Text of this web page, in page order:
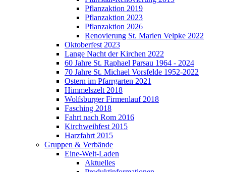
Pflanzaktion 2019
Pflanzaktion 2023
Pflanzaktion 2026
Renovierung St. Marien Velpke 2022
Oktoberfest 2023
Lange Nacht der Kirchen 2022
60 Jahre St. Raphael Parsau 1964 - 2024
70 Jahre St. Michael Vorsfelde 1952-2022
Ostern im Pfarrgarten 2021
Himmelszelt 2018
Wolfsburger Firmenlauf 2018
Fasching 2018
Fahrt nach Rom 2016
Kirchweihfest 2015
Harzfahrt 2015
Gruppen & Verbände
Eine-Welt-Laden
Aktuelles